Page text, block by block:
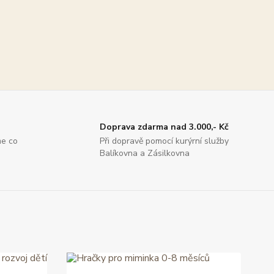
co
Doprava zdarma nad 3.000,- Kč
Při dopravě pomocí kurýrní služby
Balíkovna a Zásilkovna